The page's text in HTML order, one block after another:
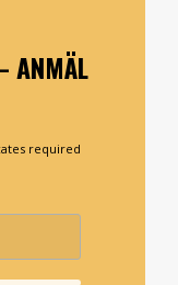
ANMÄL
required